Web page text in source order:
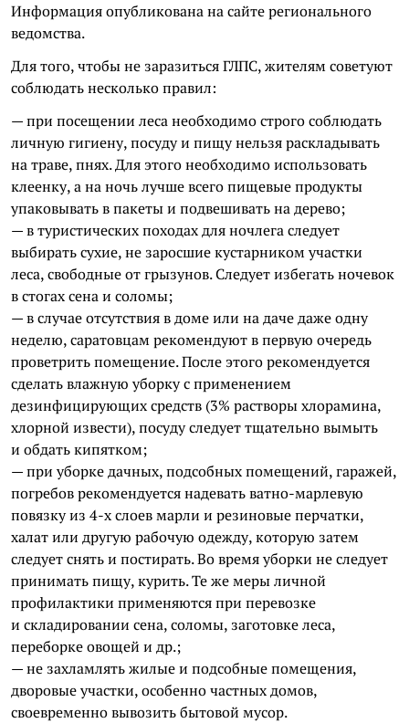
Информация опубликована на сайте регионального
ведомства.
Для того, чтобы не заразиться ГЛПС, жителям советуют
соблюдать несколько правил:
— при посещении леса необходимо строго соблюдать
личную гигиену, посуду и пищу нельзя раскладывать
на траве, пнях. Для этого необходимо использовать
клеенку, а на ночь лучше всего пищевые продукты
упаковывать в пакеты и подвешивать на дерево;
— в туристических походах для ночлега следует
выбирать сухие, не заросшие кустарником участки
леса, свободные от грызунов. Следует избегать ночевок
в стогах сена и соломы;
— в случае отсутствия в доме или на даче даже одну
неделю, саратовцам рекомендуют в первую очередь
проветрить помещение. После этого рекомендуется
сделать влажную уборку с применением
дезинфицирующих средств (3% растворы хлорамина,
хлорной извести), посуду следует тщательно вымыть
и обдать кипятком;
— при уборке дачных, подсобных помещений, гаражей,
погребов рекомендуется надевать ватно-марлевую
повязку из 4-х слоев марли и резиновые перчатки,
халат или другую рабочую одежду, которую затем
следует снять и постирать. Во время уборки не следует
принимать пищу, курить. Те же меры личной
профилактики применяются при перевозке
и складировании сена, соломы, заготовке леса,
переборке овощей и др.;
— не захламлять жилые и подсобные помещения,
дворовые участки, особенно частных домов,
своевременно вывозить бытовой мусор.